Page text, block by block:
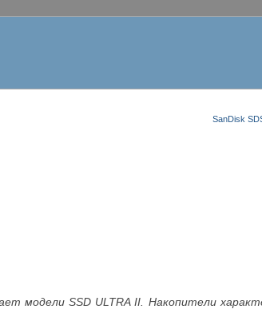
SanDisk
модели SSD ULTRA II. Накопители